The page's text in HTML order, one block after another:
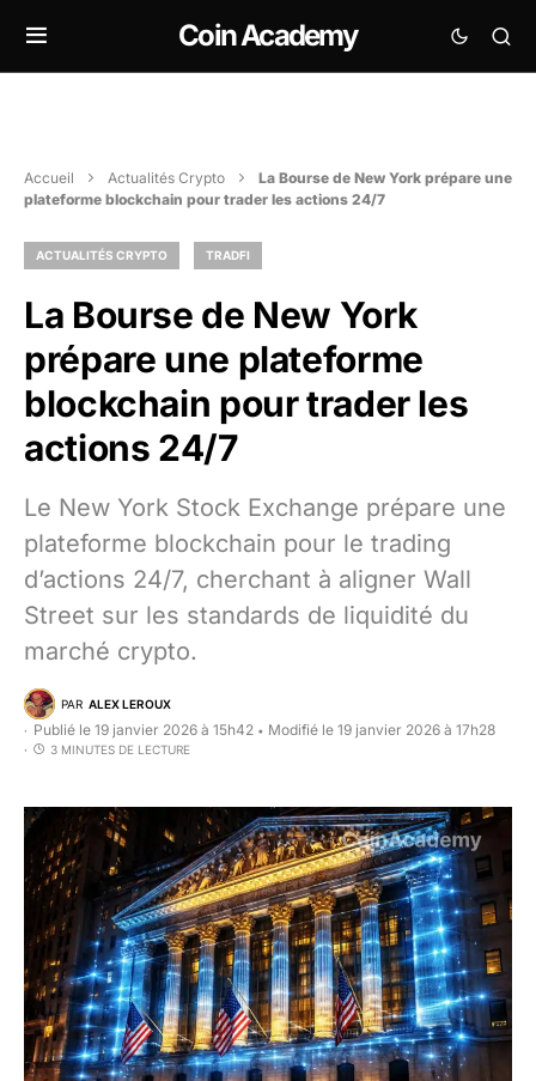
Coin Academy
Accueil Actualités Crypto
La Bourse de New York prépare une
plateforme blockchain pour trader les actions 24/7
ACTUALITÉS CRYPTO TRADFI
La Bourse de New York
prépare une plateforme
blockchain pour trader les
actions 24/7
Le New York Stock Exchange prépare une
plateforme blockchain pour le trading
d’actions 24/7, cherchant à aligner Wall
Street sur les standards de liquidité du
marché crypto.
PAR ALEX LEROUX
Publié le 19 janvier 2026 à 15h42 • Modifié le 19 janvier 2026 à 17h28
3 MINUTES DE LECTURE